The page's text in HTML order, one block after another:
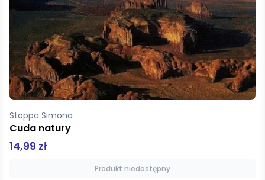
Smith Jennifer N.R.
Życie
69,99 zł
Produkt niedostępny